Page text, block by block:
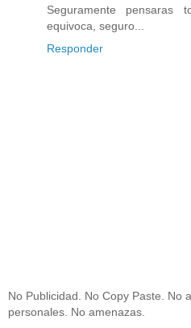
Seguramente
equivoca, seguro...
Responder
No Publicidad. No Copy Paste. No
personales. No amenazas.